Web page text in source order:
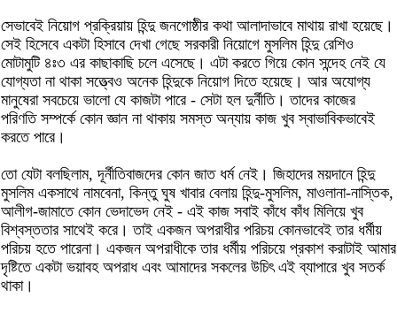
সেভাবেই নিয়োগ প্রক্রিয়ায় হিন্দু জনগোষ্ঠীর কথা আলাদাভাবে মাথায় রাখা হয়েছে।
সেই হিসেবে একটা হিসাবে দেখা গেছে সরকারী নিয়োগে মুসলিম হিন্দু রেশিও
মোটামুটি ৪ঃ৩ এর কাছাকাছি চলে এসেছে। এটা করতে গিয়ে কোন সন্দেহ নেই যে
যোগ্যতা না থাকা সত্ত্বেও অনেক হিন্দুকে নিয়োগ দিতে হয়েছে। আর অযোগ্য
মানুষেরা সবচেয়ে ভালো যে কাজটা পারে - সেটা হল দুর্নীতি। তাদের কাজের
পরিণতি সম্পর্কে কোন জ্ঞান না থাকায় সমস্ত অন্যায় কাজ খুব স্বাভাবিকভাবেই
করতে পারে।
তো যেটা বলছিলাম, দূর্নীতিবাজদের কোন জাত ধর্ম নেই। জিহাদের ময়দানে হিন্দু
মুসলিম একসাথে নামবেনা, কিন্তু ঘুষ খাবার বেলায় হিন্দু-মুসলিম, মাওলানা-নাস্তিক,
আলীগ-জামাতে কোন ভেদাভেদ নেই - এই কাজ সবাই কাঁধে কাঁধ মিলিয়ে খুব
বিশ্বস্ততার সাথেই করে। তাই একজন অপরাধীর পরিচয় কোনভাবেই তার ধর্মীয়
পরিচয় হতে পারেনা। একজন অপরাধীকে তার ধর্মীয় পরিচয়ে প্রকাশ করাটাই আমার
দৃষ্টিতে একটা ভয়াবহ অপরাধ এবং আমাদের সকলের উচিৎ এই ব্যাপারে খুব সতর্ক
থাকা।